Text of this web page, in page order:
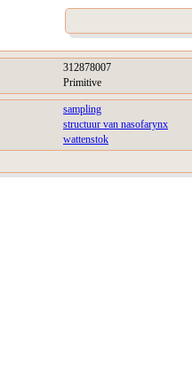
312878007
Primitive
sampling
structuur van nasofarynx
wattenstok